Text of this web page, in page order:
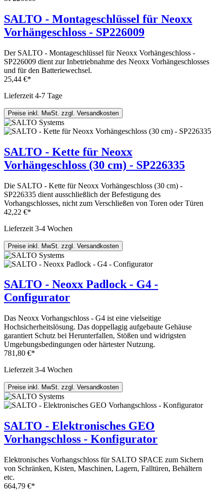
SALTO - Montageschlüssel für Neoxx
Vorhängeschloss - SP226009
Der SALTO - Montageschlüssel für Neoxx Vorhängeschloss -
SP226009 dient zur Inbetriebnahme des Neoxx Vorhängeschlosses
und für den Batteriewechsel.
25,44 €*
Lieferzeit 4-7 Tage
Preise inkl. MwSt. zzgl. Versandkosten
SALTO - Kette für Neoxx
Vorhängeschloss (30 cm) - SP226335
Die SALTO - Kette für Neoxx Vorhängeschloss (30 cm) -
SP226335 dient ausschließlich der Befestigung des
Vorhangschlosses, nicht zum Verschließen von Toren oder Türen
42,22 €*
Lieferzeit 3-4 Wochen
Preise inkl. MwSt. zzgl. Versandkosten
SALTO - Neoxx Padlock - G4 -
Configurator
Das Neoxx Vorhangschloss - G4 ist eine vielseitige
Hochsicherheitslösung. Das doppellagig aufgebaute Gehäuse
garantiert Schutz bei Herunterfallen, Stößen und widrigsten
Umgebungsbedingungen oder härtester Nutzung.
781,80 €*
Lieferzeit 3-4 Wochen
Preise inkl. MwSt. zzgl. Versandkosten
SALTO - Elektronisches GEO
Vorhangschloss - Konfigurator
Elektronisches Vorhangschloss für SALTO SPACE zum Sichern
von Schränken, Kisten, Maschinen, Lagern, Falltüren, Behältern
etc.
664,79 €*